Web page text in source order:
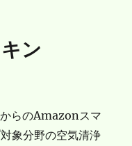
ン
らのAmazonスマ
象分野の空気清浄